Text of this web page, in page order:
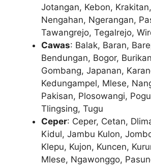
Jotangan, Kebon,
Nengahan, Ngerangan,
Tawangrejo, Tegalrejo,
Cawas: Balak, Baran,
Bendungan, Bogor,
Gombang, Japanan,
Kedungampel, Mlese,
Pakisan, Plosowangi,
Tlingsing, Tugu
Ceper: Ceper, Cetan,
Kidul, Jambu Kulon,
Klepu, Kujon, Kuncen,
Mlese, Ngawonggo,